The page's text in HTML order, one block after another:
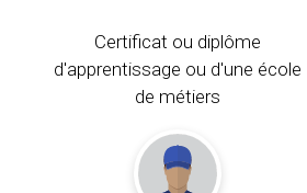
Certificat ou diplôme
d'apprentissage ou d'une école
de métiers